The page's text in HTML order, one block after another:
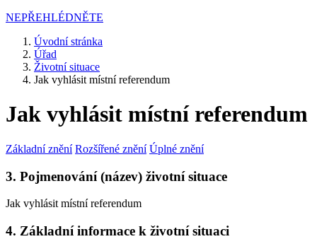
NEPŘEHLÉDNĚTE
Úvodní stránka
Úřad
Životní situace
Jak vyhlásit místní referendum
Jak vyhlásit místní referendum
Základní znění Rozšířené znění Úplné znění
3. Pojmenování (název) životní situace
Jak vyhlásit místní referendum
4. Základní informace k životní situaci